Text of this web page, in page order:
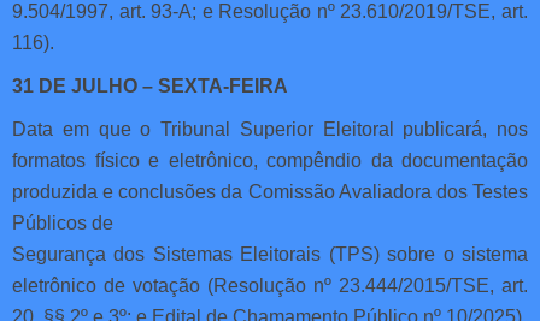
9.504/1997, art. 93-A; e Resolução nº 23.610/2019/TSE, art.
116).
31 DE JULHO – SEXTA-FEIRA
Data em que o Tribunal Superior Eleitoral publicará, nos
formatos físico e eletrônico, compêndio da documentação
produzida e conclusões da Comissão Avaliadora dos Testes
Públicos de
Segurança dos Sistemas Eleitorais (TPS) sobre o sistema
eletrônico de votação (Resolução nº 23.444/2015/TSE, art.